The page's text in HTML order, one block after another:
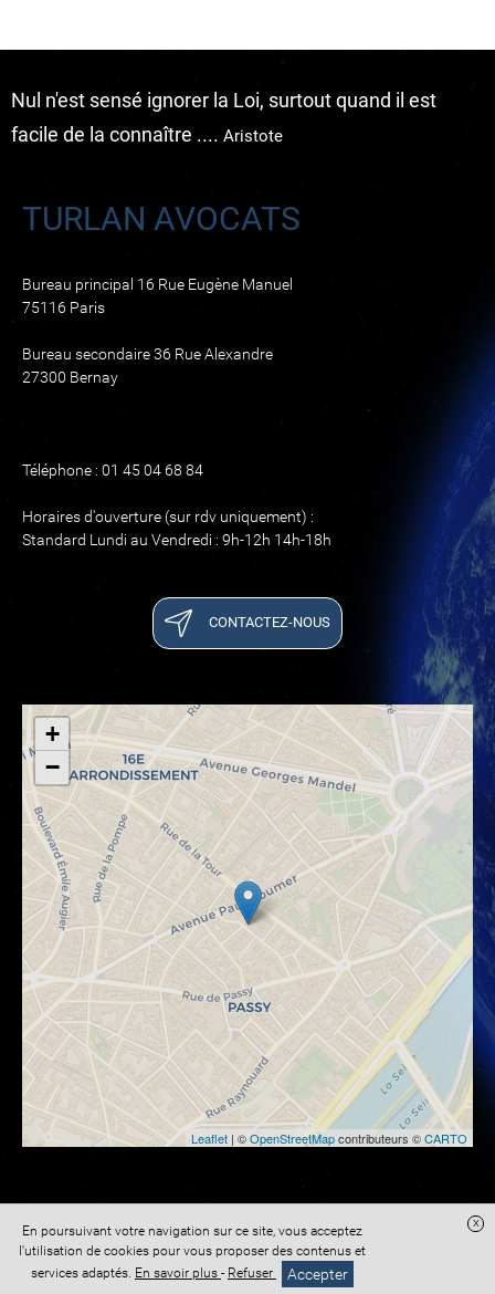
Nul n'est sensé ignorer la Loi, surtout quand il est
facile de la connaître .... Aristote
TURLAN AVOCATS
Bureau principal 16 Rue Eugène Manuel
75116 Paris
Bureau secondaire 36 Rue Alexandre
27300 Bernay
Téléphone : 01 45 04 68 84
Horaires d'ouverture (sur rdv uniquement) :
Standard Lundi au Vendredi : 9h-12h 14h-18h
CONTACTEZ-NOUS
+
−
Leaflet | ©OpenStreetMapcontributeurs ©CARTO
Site réalisé avecDigital Avocat
Accès administration
Confidentialité
Conditions Générales de Vente
Mentions légales
En poursuivant votre navigation sur ce site, vous acceptez
l'utilisation de cookies pour vous proposer des contenus et
services adaptés. En savoir plus - Refuser Accepter
x